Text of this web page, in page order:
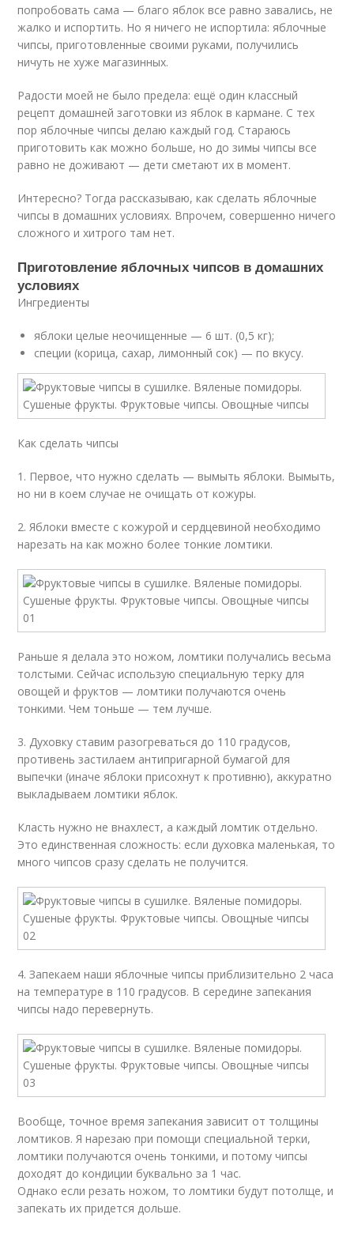
попробовать сама — благо яблок все равно завались, не
жалко и испортить. Но я ничего не испортила: яблочные
чипсы, приготовленные своими руками, получились
ничуть не хуже магазинных.
Радости моей не было предела: ещё один классный
рецепт домашней заготовки из яблок в кармане. С тех
пор яблочные чипсы делаю каждый год. Стараюсь
приготовить как можно больше, но до зимы чипсы все
равно не доживают — дети сметают их в момент.
Интересно? Тогда рассказываю, как сделать яблочные
чипсы в домашних условиях. Впрочем, совершенно ничего
сложного и хитрого там нет.
Приготовление яблочных чипсов в домашних
условиях
Ингредиенты
яблоки целые неочищенные — 6 шт. (0,5 кг);
специи (корица, сахар, лимонный сок) — по вкусу.
Как сделать чипсы
1. Первое, что нужно сделать — вымыть яблоки. Вымыть,
но ни в коем случае не очищать от кожуры.
2. Яблоки вместе с кожурой и сердцевиной необходимо
нарезать на как можно более тонкие ломтики.
Раньше я делала это ножом, ломтики получались весьма
толстыми. Сейчас использую специальную терку для
овощей и фруктов — ломтики получаются очень
тонкими. Чем тоньше — тем лучше.
3. Духовку ставим разогреваться до 110 градусов,
противень застилаем антипригарной бумагой для
выпечки (иначе яблоки присохнут к противню), аккуратно
выкладываем ломтики яблок.
Класть нужно не внахлест, а каждый ломтик отдельно.
Это единственная сложность: если духовка маленькая, то
много чипсов сразу сделать не получится.
4. Запекаем наши яблочные чипсы приблизительно 2 часа
на температуре в 110 градусов. В середине запекания
чипсы надо перевернуть.
Вообще, точное время запекания зависит от толщины
ломтиков. Я нарезаю при помощи специальной терки,
ломтики получаются очень тонкими, и потому чипсы
доходят до кондиции буквально за 1 час.
Однако если резать ножом, то ломтики будут потолще, и
запекать их придется дольше.